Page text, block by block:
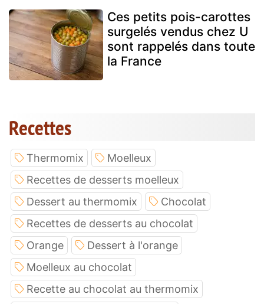
Ces petits pois-carottes
surgelés vendus chez U
sont rappelés dans toute
la France
Recettes
Thermomix
Moelleux
Recettes de desserts moelleux
Dessert au thermomix
Chocolat
Recettes de desserts au chocolat
Orange
Dessert à l'orange
Moelleux au chocolat
Recette au chocolat au thermomix